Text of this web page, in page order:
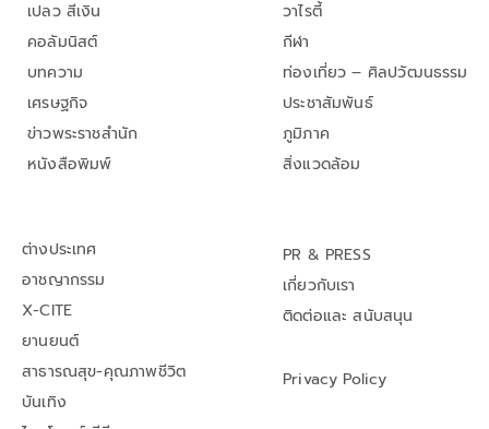
เปลว สีเงิน
คอลัมนิสต์
บทความ
เศรษฐกิจ
ข่าวพระราชสำนัก
หนังสือพิมพ์
วาไรตี้
กีฬา
ท่องเที่ยว – ศิลปวัฒนธรรม
ประชาสัมพันธ์
ภูมิภาค
สิ่งแวดล้อม
ต่างประเทศ
อาชญากรรม
X-CITE
ยานยนต์
สาธารณสุข-คุณภาพชีวิต
บันเทิง
PR & PRESS
เกี่ยวกับเรา
ติดต่อและ สนับสนุน
Privacy Policy